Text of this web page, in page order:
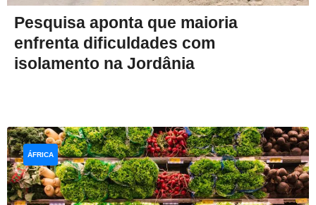
Pesquisa aponta que maioria
enfrenta dificuldades com
isolamento na Jordânia
ÁFRICA